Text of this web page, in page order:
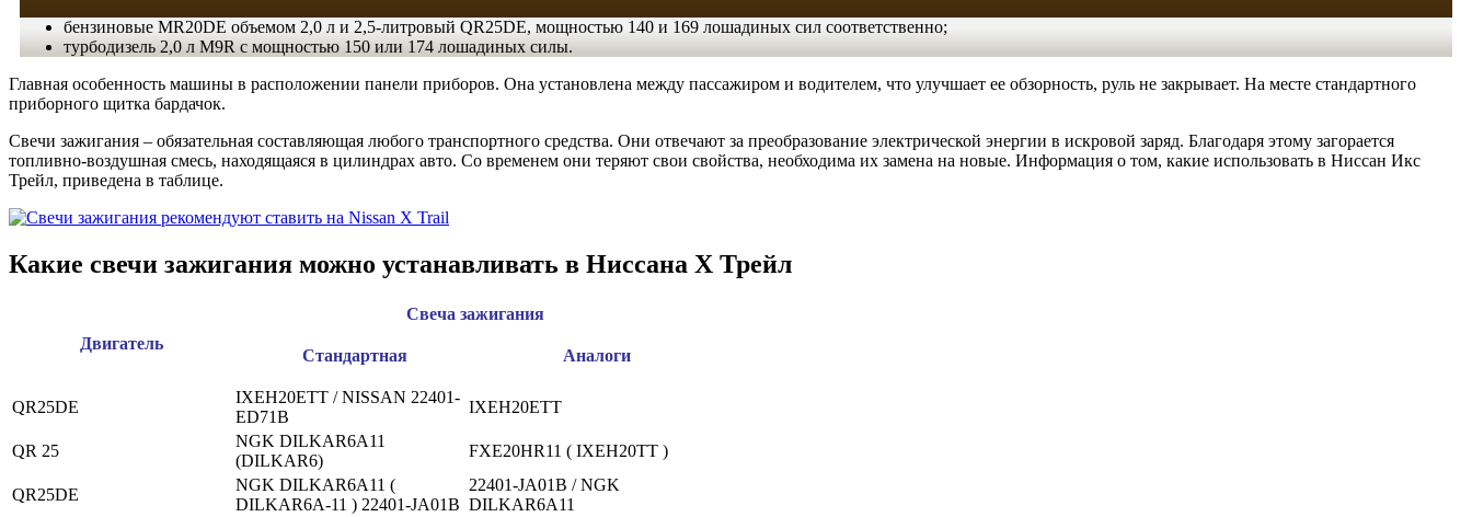
бензиновые MR20DE объемом 2,0 л и 2,5‑литровый QR25DE, мощностью 140 и 169 лошадиных сил соответственно;
турбодизель 2,0 л M9R с мощностью 150 или 174 лошадиных силы.
Главная особенность машины в расположении панели приборов. Она установлена между пассажиром и водителем, что улучшает ее обзорность, руль не закрывает. На месте стандартного
приборного щитка бардачок.
Свечи зажигания – обязательная составляющая любого транспортного средства. Они отвечают за преобразование электрической энергии в искровой заряд. Благодаря этому загорается
топливно-воздушная смесь, находящаяся в цилиндрах авто. Со временем они теряют свои свойства, необходима их замена на новые. Информация о том, какие использовать в Ниссан Икс
Трейл, приведена в таблице.
Какие свечи зажигания можно устанавливать в Ниссана Х Трейл
Двигатель
Свеча зажигания
Стандартная Аналоги
QR25DE
IXEH20ETT / NISSAN 22401-
ED71B
IXEH20ETT
QR 25
NGK DILKAR6A11
(DILKAR6)
FXE20HR11 ( IXEH20TT )
QR25DE
NGK DILKAR6A11 (
DILKAR6A-11 ) 22401-JA01B
22401-JA01B / NGK
DILKAR6A11